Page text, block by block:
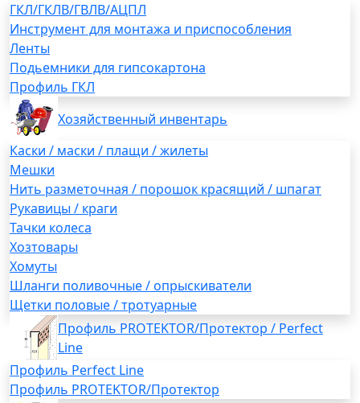
ГКЛ/ГКЛВ/ГВЛВ/АЦПЛ
Инструмент для монтажа и приспособления
Ленты
Подьемники для гипсокартона
Профиль ГКЛ
Хозяйственный инвентарь
Каски / маски / плащи / жилеты
Мешки
Нить разметочная / порошок красящий / шпагат
Рукавицы / краги
Тачки колеса
Хозтовары
Хомуты
Шланги поливочные / опрыскиватели
Щетки половые / тротуарные
Профиль PROTEKTOR/Протектор / Perfect
Line
Профиль Perfect Line
Профиль PROTEKTOR/Протектор